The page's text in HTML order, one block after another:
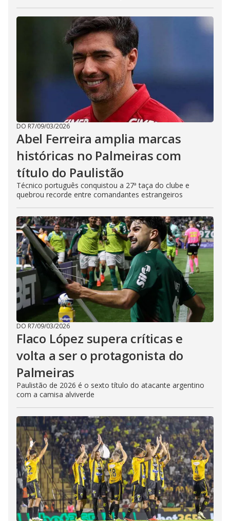
DO R7/09/03/2026
Abel Ferreira amplia marcas
históricas no Palmeiras com
título do Paulistão
Técnico português conquistou a 27ª taça do clube e
quebrou recorde entre comandantes estrangeiros
DO R7/09/03/2026
Flaco López supera críticas e
volta a ser o protagonista do
Palmeiras
Paulistão de 2026 é o sexto título do atacante argentino
com a camisa alviverde